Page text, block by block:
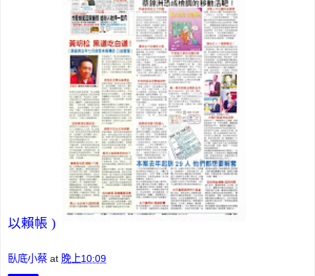
以賴帳 )
臥底小蔡 at 晚上10:09